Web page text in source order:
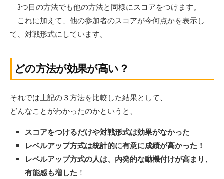
3つ目の方法でも他の方法と同様にスコアをつけます。
これに加えて、他の参加者のスコアが今何点かを表示し
て、対戦形式にしています。
どの方法が効果が高い？
それでは上記の３方法を比較した結果として、
どんなことがわかったのかというと、
スコアをつけるだけや対戦形式は効果がなかった
レベルアップ方式は統計的に有意に成績が高かった！
レベルアップ方式の人は、内発的な動機付けが高まり、
有能感も増した ！